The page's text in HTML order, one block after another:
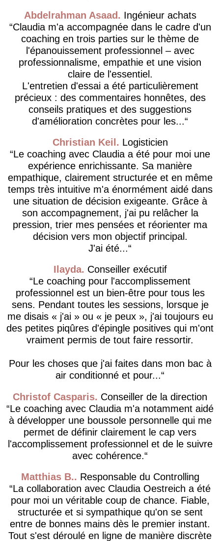
Abdelrahman Asaad
Ingénieur achats
Claudia m'a accompagnée dans le cadre d'un
coaching en trois parties sur le thème de
l'épanouissement professionnel – avec
professionnalisme, empathie et une vision
claire de l'essentiel.
L'entretien d'essai a été particulièrement
précieux : des commentaires honnêtes, des
conseils pratiques et des suggestions
d'amélioration concrètes pour les...
Christian Keil
Logisticien
Le coaching avec Claudia a été pour moi une
expérience enrichissante. Sa manière
empathique, clairement structurée et en même
temps très intuitive m'a énormément aidé dans
une situation de décision exigeante. Grâce à
son accompagnement, j'ai pu relâcher la
pression, trier mes pensées et réorienter ma
décision vers mon objectif principal.
J'ai été...
Ilayda
Conseiller exécutif
Le coaching pour l'accomplissement
professionnel est un bien-être pour tous les
sens. Pendant toutes les sessions, lorsque je
me disais « j'ai » ou « je peux », j'ai toujours eu
des petites piqûres d'épingle positives qui m'ont
vraiment permis de tout faire ressortir.
Pour les choses que j'ai faites dans mon bac à
air conditionné et pour...
Christof Casparis Conseiller de la direction
Le coaching avec Claudia m'a notamment aidé
à développer une boussole personnelle qui me
permet de définir clairement le cap vers
l'accomplissement professionnel et de le suivre
avec cohérence.
Matthias B.
Responsable du Controlling
La collaboration avec Claudia Oestreich a été
pour moi un véritable coup de chance. Fiable,
structurée et si sympathique qu'on se sent
entre de bonnes mains dès le premier instant.
Tout s'est déroulé en ligne de manière discrète